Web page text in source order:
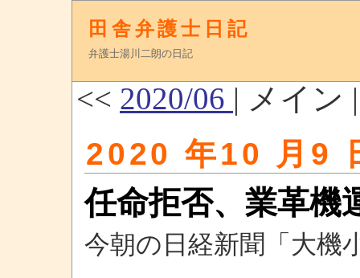
田舎弁護士日記
弁護士湯川二朗の日記
<< 2020/06 | メイン
2020 年10 月9
任命拒否、業革機
今朝の日経新聞「大機